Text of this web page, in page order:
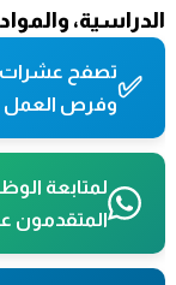
الدراسية،
✅تصفح عشرات
وفرص العمل
لمتابعة
المتقدمون